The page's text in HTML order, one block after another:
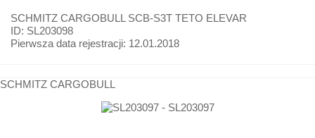
SCHMITZ CARGOBULL SCB-S3T TETO ELEVAR
ID: SL203098
Pierwsza data rejestracji: 12.01.2018
SCHMITZ CARGOBULL